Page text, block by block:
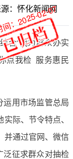
：怀化新闻网
合“我为群众办实
点我检 服务惠民
运用市场监管总局
际、节令特点、
并通过官网、微信
泛征求群众对抽检
：2025-02-07